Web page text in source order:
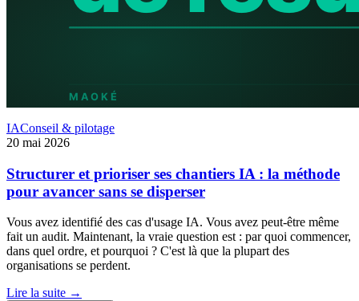
IAConseil & pilotage
20 mai 2026
Structurer et prioriser ses chantiers IA : la méthode
pour avancer sans se disperser
Vous avez identifié des cas d'usage IA. Vous avez peut-être même
fait un audit. Maintenant, la vraie question est : par quoi commencer,
dans quel ordre, et pourquoi ? C'est là que la plupart des
organisations se perdent.
Lire la suite →